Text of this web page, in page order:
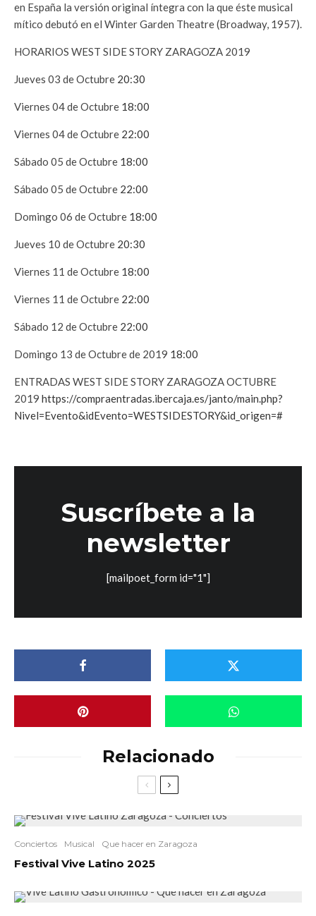
en España la versión original íntegra con la que éste musical
mítico debutó en el Winter Garden Theatre (Broadway, 1957).
HORARIOS WEST SIDE STORY ZARAGOZA 2019
Jueves 03 de Octubre 20:30
Viernes 04 de Octubre 18:00
Viernes 04 de Octubre 22:00
Sábado 05 de Octubre 18:00
Sábado 05 de Octubre 22:00
Domingo 06 de Octubre 18:00
Jueves 10 de Octubre 20:30
Viernes 11 de Octubre 18:00
Viernes 11 de Octubre 22:00
Sábado 12 de Octubre 22:00
Domingo 13 de Octubre de 2019 18:00
ENTRADAS WEST SIDE STORY ZARAGOZA OCTUBRE
2019 https://compraentradas.ibercaja.es/janto/main.php?
Nivel=Evento&idEvento=WESTSIDESTORY&id_origen=#
Suscríbete a la
newsletter
[mailpoet_form id="1"]
Relacionado
Conciertos Musical Que hacer en Zaragoza
Festival Vive Latino 2025